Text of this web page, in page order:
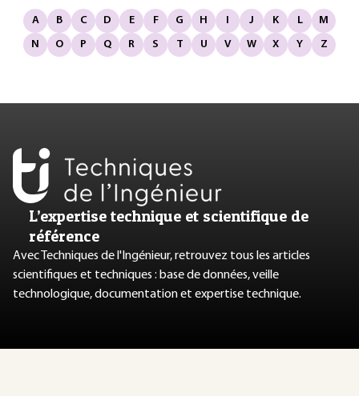
A B C D E F G H I J K L
M
N
O P Q R S T U V W X Y Z
L’expertise technique et scientifique de
référence
Avec Techniques de l'Ingénieur, retrouvez tous les articles
scientifiques et techniques : base de données, veille
technologique, documentation et expertise technique.